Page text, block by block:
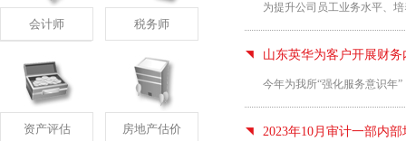
会计师 税务师
资产评估 房地产估价
为提升公司员工业务水平、
山东英华为客户开展财
今年为我所“强化服务意识年
2023年10月审计一部内